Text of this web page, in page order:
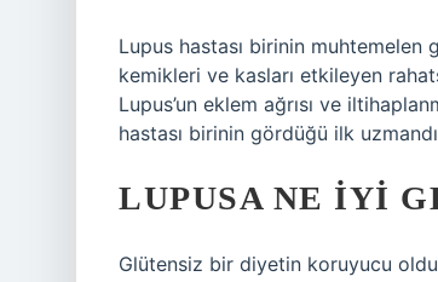
Lupus hastası birinin
kemikleri ve kasları etkileyen
Lupus’un eklem ağrısı ve
hastası birinin gördüğü ilk
LUPUSA NE IYI
Glütensiz bir diyetin koruyucu